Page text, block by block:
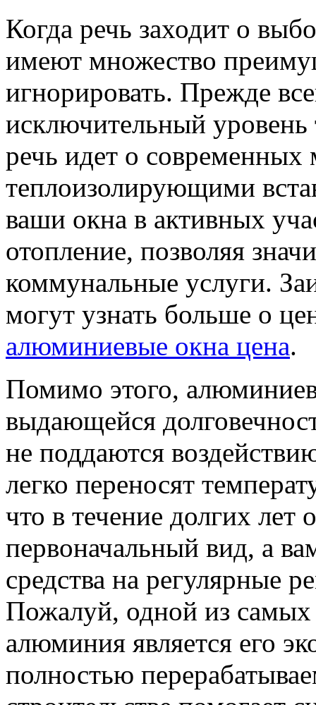
Когда речь заходит о
имеют множество
игнорировать. Прежде
исключительный уровень
речь идет о
теплоизолирующими
ваши окна в активных
отопление, позволяя
коммунальные услуги.
могут узнать больше о
алюминиевые окна цена.
Помимо этого,
выдающейся
не поддаются
легко переносят
что в течение долгих лет
первоначальный вид, а
средства на регулярные
Пожалуй, одной из самых
алюминия является его
полностью